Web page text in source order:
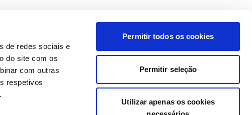
de redes sociais e
do site com os
com outras
respetivos
Permitir todos os cookies
Permitir seleção
Utilizar apenas os cookies